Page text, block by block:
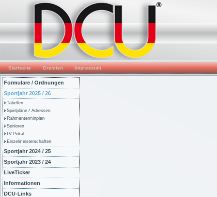
Startseite Gremien Impressum
Formulare / Ordnungen
Sportjahr 2025 / 26
Tabellen
Spielpläne / Adressen
Rahmenterminplan
Senioren
LV-Pokal
Einzelmeisterschaften
Sportjahr 2024 / 25
Sportjahr 2023 / 24
LiveTicker
Informationen
DCU-Links